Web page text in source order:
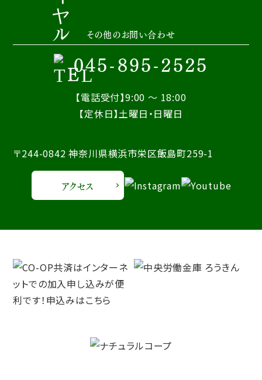
その他のお問い合わせ
045-895-2525
【電話受付】9:00 ～ 18:00
【定休日】土曜日・日曜日
〒244-0842 神奈川県横浜市栄区飯島町259-1
アクセス